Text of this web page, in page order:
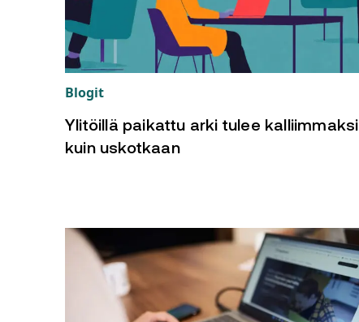
Blogit
Ylitöillä paikattu arki tulee kalliimmaksi
kuin uskotkaan